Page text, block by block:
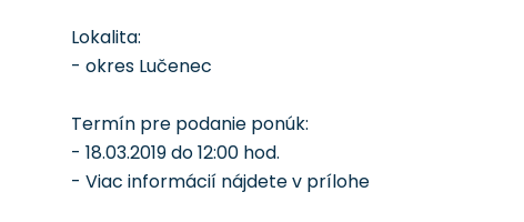
Lokalita:
- okres Lučenec
Termín pre podanie ponúk:
- 18.03.2019 do 12:00 hod.
- Viac informácií nájdete v prílohe